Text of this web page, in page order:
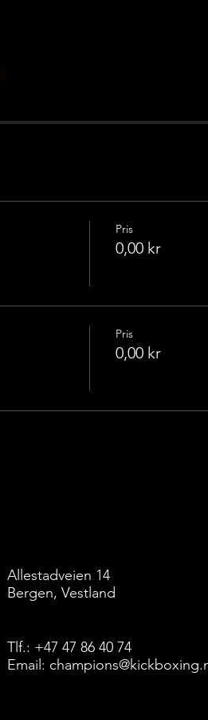
Pris
0,00 kr
Pris
0,00 kr
Allestadveien 14
Bergen, Vestland
Tlf.: +47 47 86 40 74
Email: